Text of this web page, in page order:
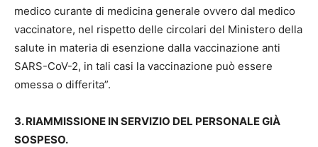
medico curante di medicina generale ovvero dal medico
vaccinatore, nel rispetto delle circolari del Ministero della
salute in materia di esenzione dalla vaccinazione anti
SARS-CoV-2, in tali casi la vaccinazione può essere
omessa o differita”.
3. RIAMMISSIONE IN SERVIZIO DEL PERSONALE GIÀ
SOSPESO.